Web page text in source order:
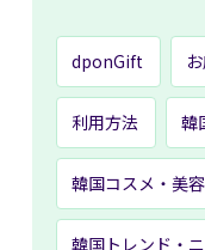
dponGift
利用方法 韓
韓国コスメ・美容
韓国トレンド・